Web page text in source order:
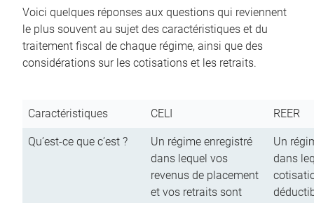
Voici quelques réponses aux questions qui reviennent
le plus souvent au sujet des caractéristiques et du
traitement fiscal de chaque régime, ainsi que des
considérations sur les cotisations et les retraits.
Caractéristiques CELI REER
Qu’est-ce que c’est ?
Un régime enregistré
dans lequel vos
revenus de placement
et vos retraits sont
Un
dans